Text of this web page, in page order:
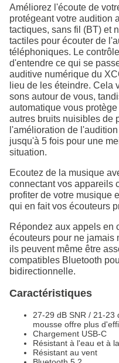
Améliorez l'écoute de
protégeant votre audition
tactiques, sans fil (BT) et
tactiles pour écouter de
téléphoniques. Le
d'entendre ce qui se
auditive numérique du
lieu de les éteindre. Cela
sons autour de vous,
automatique vous
autres bruits nuisibles de
l'amélioration de
jusqu'à 5 fois pour une
situation.
Ecoutez de la musique
connectant vos appareils
profiter de votre musique
qui en fait vos écouteurs
Répondez aux appels en
écouteurs pour ne jamais
ils peuvent même être
compatibles Bluetooth
bidirectionnelle.
Caractéristiques
27-29 dB SNR / 21-23
mousse offre plus
Chargement USB-C
Résistant à l'eau et à
Résistant au vent